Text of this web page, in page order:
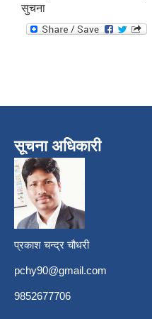
सुचना
सूचना अधिकारी
प्रकाश चन्द्र चौधरी
pchy90@gmail.com
9852677706